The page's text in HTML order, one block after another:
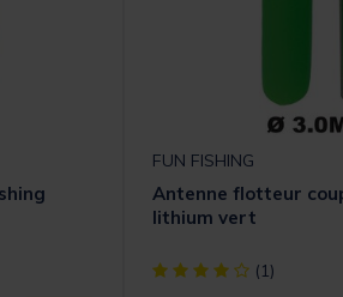
Rating
FUN FISHING
Antenne flotteur
lithium vert
[object Object] out of 5
(1)